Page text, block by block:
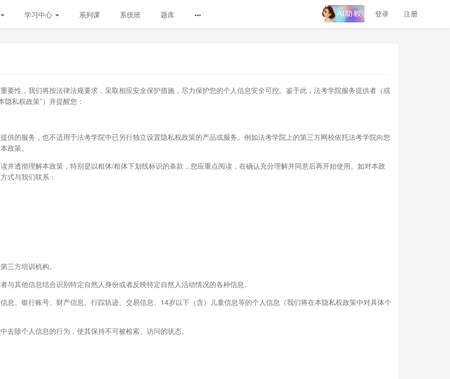
学习中心 系列课 系统班 题库 登录 注册
要性，我们将按法律法规要求，采取相应安全保护措施，尽力保护您的个人信息安全可控。鉴于此，法考学院服务提供者（或
私权政策”）并提醒您：
供的服务，也不适用于法考学院中已另行独立设置隐私权政策的产品或服务。例如法考学院上的第三方网校依托法考学院向您
政策。
并透彻理解本政策，特别是以粗体/粗体下划线标识的条款，您应重点阅读，在确认充分理解并同意后再开始使用。如对本政
式与我们联系：
三方培训机构。
与其他信息结合识别特定自然人身份或者反映特定自然人活动情况的各种信息。
息、银行账号、财产信息、行踪轨迹、交易信息、14岁以下（含）儿童信息等的个人信息（我们将在本隐私权政策中对具体个
去除个人信息的行为，使其保持不可被检索、访问的状态。